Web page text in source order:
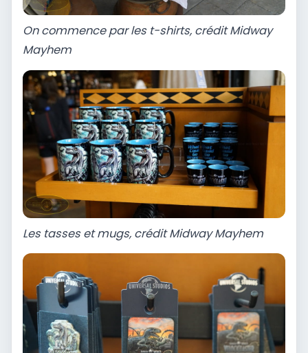
On commence par les t-shirts, crédit Midway
Mayhem
Les tasses et mugs, crédit Midway Mayhem